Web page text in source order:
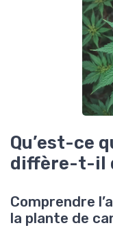
Qu’est-ce
diffère-t-il
Comprendre
la plante de